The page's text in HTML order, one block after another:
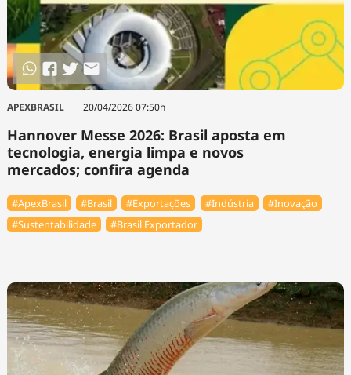
APEXBRASIL 20/04/2026 07:50h
Hannover Messe 2026: Brasil aposta em
tecnologia, energia limpa e novos
mercados; confira agenda
#ApexBrasil #Brasil #Exportações #Indústria
#Inovação
#Sustentabilidade
#Brasil Exportador